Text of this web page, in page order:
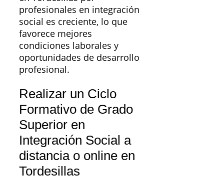
profesionales en integración
social es creciente, lo que
favorece mejores
condiciones laborales y
oportunidades de desarrollo
profesional.
Realizar un Ciclo
Formativo de Grado
Superior en
Integración Social a
distancia o online en
Tordesillas